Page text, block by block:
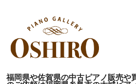
福岡県や佐賀県の中古ピアノ販売や